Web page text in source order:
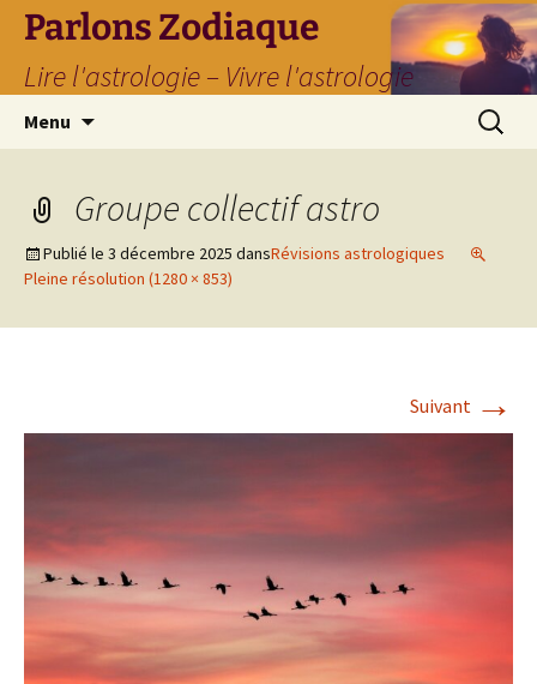
Parlons Zodiaque
Lire l'astrologie – Vivre l'astrologie
Menu
Groupe collectif astro
Publié le 3 décembre 2025 dansRévisions astrologiques
Pleine résolution (1280 × 853)
Suivant →